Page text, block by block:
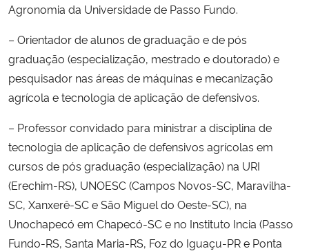
Agronomia da Universidade de Passo Fundo.
– Orientador de alunos de graduação e de pós
graduação (especialização, mestrado e doutorado) e
pesquisador nas áreas de máquinas e mecanização
agrícola e tecnologia de aplicação de defensivos.
– Professor convidado para ministrar a disciplina de
tecnologia de aplicação de defensivos agrícolas em
cursos de pós graduação (especialização) na URI
(Erechim-RS), UNOESC (Campos Novos-SC, Maravilha-
SC, Xanxerê-SC e São Miguel do Oeste-SC), na
Unochapecó em Chapecó-SC e no Instituto Incia (Passo
Fundo-RS, Santa Maria-RS, Foz do Iguaçu-PR e Ponta